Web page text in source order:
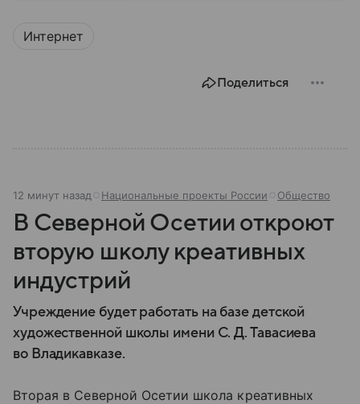
Интернет
Поделиться
12 минут назад Национальные проекты России Общество
В Северной Осетии откроют
вторую школу креативных
индустрий
Учреждение будет работать на базе детской
художественной школы имени С. Д. Тавасиева
во Владикавказе.
Вторая в Северной Осетии школа креативных